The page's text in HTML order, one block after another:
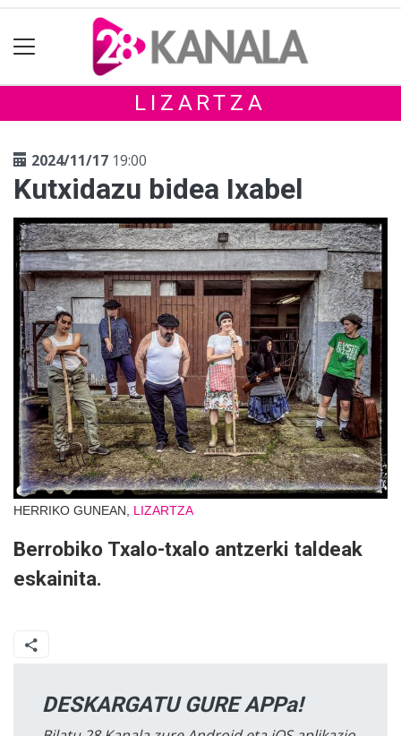
LIZARTZA
2024/11/17 19:00
Kutxidazu bidea Ixabel
HERRIKO GUNEAN, LIZARTZA
Berrobiko Txalo-txalo antzerki taldeak
eskainita.
DESKARGATU GURE APPa!